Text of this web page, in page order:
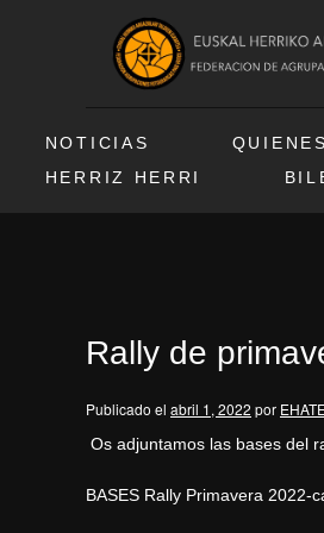
NOTICIAS
HERRIZ HERRI
Rally de
Publicado el abril 1, 2022 por
Os adjuntamos las bases del
BASES Rally Primavera 2022-